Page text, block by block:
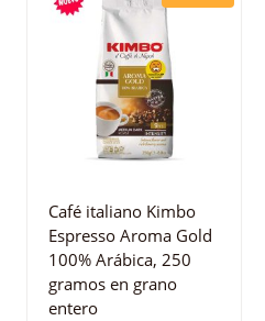
Café italiano Kimbo
Espresso Aroma Gold
100% Arábica, 250
gramos en grano
entero